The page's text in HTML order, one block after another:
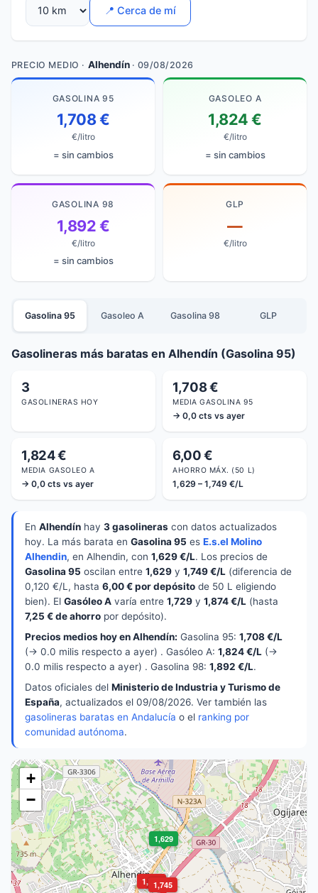
📍 Cerca de mí
PRECIO MEDIO · Alhendín· 09/08/2026
GASOLINA 95
1,708 €
€/litro
= sin cambios
GASOLEO A
1,824 €
€/litro
= sin cambios
GASOLINA 98
1,892 €
€/litro
= sin cambios
GLP
—
€/litro
Gasolina 95 Gasoleo A Gasolina 98 GLP
Gasolineras más baratas en Alhendín (Gasolina 95)
3
GASOLINERAS HOY
1,708 €
MEDIA GASOLINA 95
→ 0,0 cts vs ayer
1,824 €
MEDIA GASOLEO A
→ 0,0 cts vs ayer
6,00 €
AHORRO MÁX. (50 L)
1,629 – 1,749 €/L
En Alhendín hay 3 gasolineras con datos actualizados
hoy. La más barata en Gasolina 95 es E.s.el Molino
Alhendin, en Alhendin, con 1,629 €/L. Los precios de
Gasolina 95 oscilan entre 1,629 y 1,749 €/L (diferencia de
0,120 €/L, hasta 6,00 € por depósito de 50 L eligiendo
bien). El Gasóleo A varía entre 1,729 y 1,874 €/L (hasta
7,25 € de ahorro por depósito).
Precios medios hoy en Alhendín: Gasolina 95: 1,708 €/L
(→ 0.0 milis respecto a ayer) . Gasóleo A: 1,824 €/L (→
0.0 milis respecto a ayer) . Gasolina 98: 1,892 €/L.
Datos oficiales del Ministerio de Industria y Turismo de
España, actualizados el 09/08/2026. Ver también las
gasolineras baratas en Andalucía o el ranking por
comunidad autónoma.
1,629
1,745
1,749
+
−